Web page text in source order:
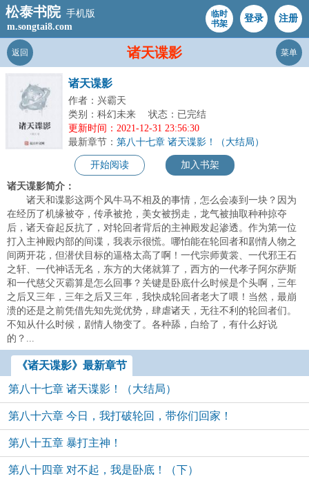
松泰书院 手机版
m.songtai8.com
临时
书架
登录 注册
诸天谍影
返回 菜单
诸天谍影
作者：兴霸天
类别：科幻未来
状态：已完结
更新时间：2021-12-31 23:56:30
最新章节： 第八十七章 诸天谍影！（大结局）
开始阅读 加入书架
诸天谍影简介：
诸天和谍影这两个风牛马不相及的事情，怎么会凑到一块？因为
在经历了机缘被夺，传承被抢，美女被拐走，龙气被抽取种种掠夺
后，诸天奋起反抗了，对轮回者背后的主神殿发起渗透。作为第一位
打入主神殿内部的间谍，我表示很慌。哪怕能在轮回者和剧情人物之
间两开花，但潜伏目标的逼格太高了啊！一代宗师黄裳、一代邪王石
之轩、一代神话无名，东方的大佬就算了，西方的一代孝子阿尔萨斯
和一代慈父灭霸算是怎么回事？关键是卧底什么时候是个头啊，三年
之后又三年，三年之后又三年，我快成轮回者老大了喂！当然，最崩
溃的还是之前凭借先知先觉优势，肆虐诸天，无往不利的轮回者们。
不知从什么时候，剧情人物变了。各种舔，白给了，有什么好说
的？...
《诸天谍影》最新章节
第八十七章 诸天谍影！（大结局）
第八十六章 今日，我打破轮回，带你们回家！
第八十五章 暴打主神！
第八十四章 对不起，我是卧底！（下）